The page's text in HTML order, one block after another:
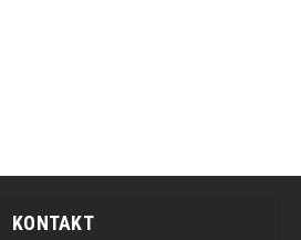
KONTAKT